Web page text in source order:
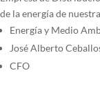
de la energía de
Energía y Medio
José Alberto
CFO